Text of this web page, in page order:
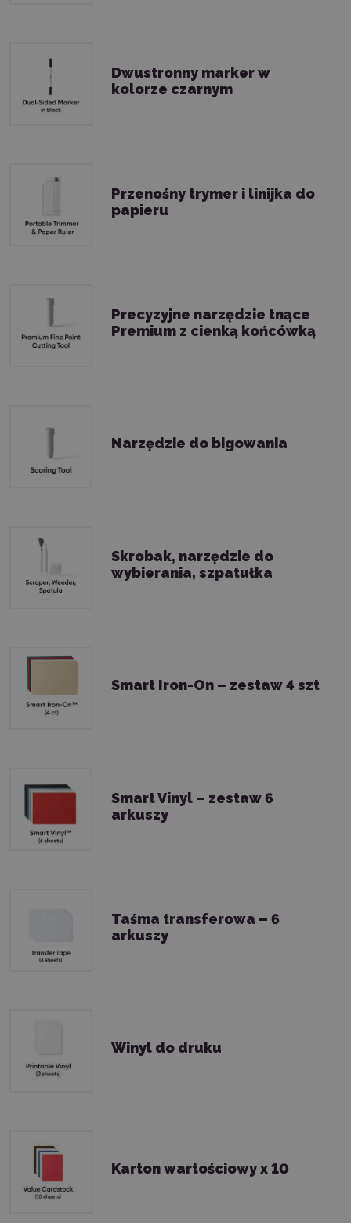
Dwustronny marker w
kolorze czarnym
Przenośny trymer i linijka do
papieru
Precyzyjne narzędzie tnące
Premium z cienką końcówką
Narzędzie do bigowania
Skrobak, narzędzie do
wybierania, szpatułka
Smart Iron-On – zestaw 4 szt
Smart Vinyl – zestaw 6
arkuszy
Taśma transferowa – 6
arkuszy
Winyl do druku
Karton wartościowy x 10